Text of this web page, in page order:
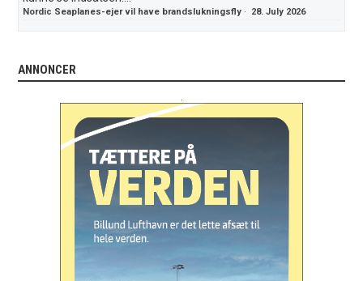
Nordic Seaplanes-ejer vil have brandslukningsfly · 28. July 2026
ANNONCER